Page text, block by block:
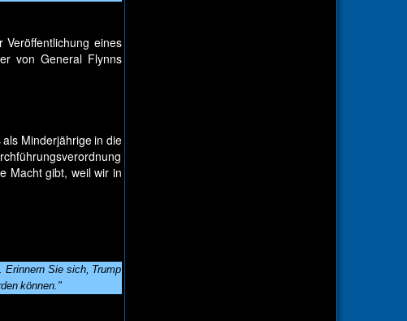
eines
von General Flynns
Minderjährige in die
Macht gibt, weil wir in
Sie sich, Trump
können."